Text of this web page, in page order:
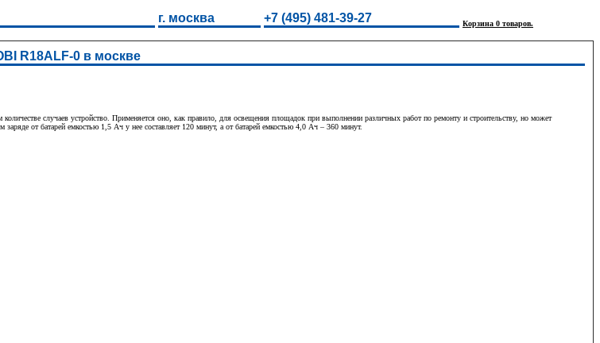
г. москва +7 (495) 481-39-27 Корзина 0 товаров.
R18ALF-0 в москве
случаев устройство. Применяется оно, как правило, для освещения площадок при выполнении различных работ по ремонту и строительству, но может
от батарей емкостью 1,5 Ач у нее составляет 120 минут, а от батарей емкостью 4,0 Ач – 360 минут.